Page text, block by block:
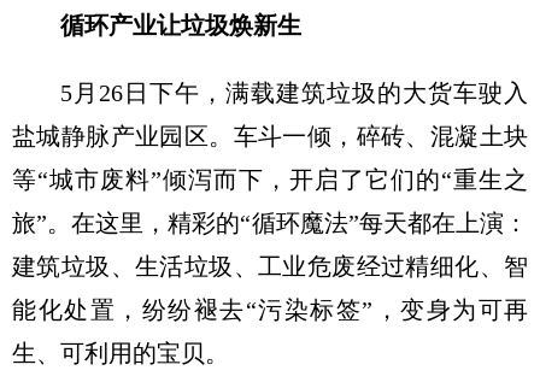
循环产业让垃圾焕新生
5月26日下午，满载建筑垃圾的大货车驶入
盐城静脉产业园区。车斗一倾，碎砖、混凝土块
等“城市废料”倾泻而下，开启了它们的“重生之
旅”。在这里，精彩的“循环魔法”每天都在上演：
建筑垃圾、生活垃圾、工业危废经过精细化、智
能化处置，纷纷褪去“污染标签”，变身为可再
生、可利用的宝贝。